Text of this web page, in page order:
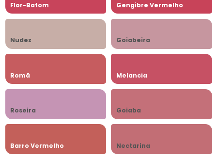
Flor-Batom Gengibre Vermelho
Nudez Goiabeira
Romã Melancia
Roseira Goiaba
Barro Vermelho Nectarina